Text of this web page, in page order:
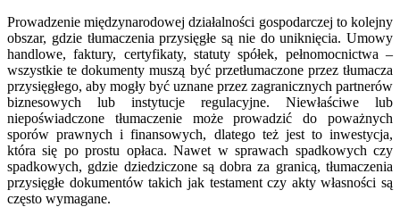
Prowadzenie międzynarodowej działalności gospodarczej to kolejny
obszar, gdzie tłumaczenia przysięgłe są nie do uniknięcia. Umowy
handlowe, faktury, certyfikaty, statuty spółek, pełnomocnictwa –
wszystkie te dokumenty muszą być przetłumaczone przez tłumacza
przysięgłego, aby mogły być uznane przez zagranicznych partnerów
biznesowych lub instytucje regulacyjne. Niewłaściwe lub
niepoświadczone tłumaczenie może prowadzić do poważnych
sporów prawnych i finansowych, dlatego też jest to inwestycja,
która się po prostu opłaca. Nawet w sprawach spadkowych czy
spadkowych, gdzie dziedziczone są dobra za granicą, tłumaczenia
przysięgłe dokumentów takich jak testament czy akty własności są
często wymagane.